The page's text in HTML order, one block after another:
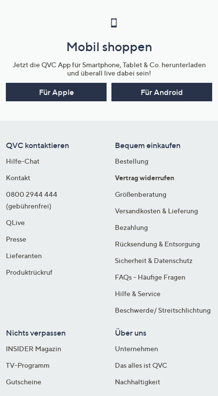
Mobil shoppen
Jetzt die QVC App für Smartphone, Tablet & Co. herunterladen
und überall live dabei sein!
Für Apple Für Android
QVC kontaktieren
Hilfe-Chat
Kontakt
0800 2944 444
(gebührenfrei)
QLive
Presse
Lieferanten
Produktrückruf
Bequem einkaufen
Bestellung
Vertrag widerrufen
Größenberatung
Versandkosten & Lieferung
Bezahlung
Rücksendung & Entsorgung
Sicherheit & Datenschutz
FAQs - Häufige Fragen
Hilfe & Service
Beschwerde/ Streitschlichtung
Nichts verpassen
INSIDER Magazin
TV-Programm
Gutscheine
Über uns
Unternehmen
Das alles ist QVC
Nachhaltigkeit